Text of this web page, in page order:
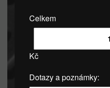
Celkem
Kč
Dotazy a poznámky: